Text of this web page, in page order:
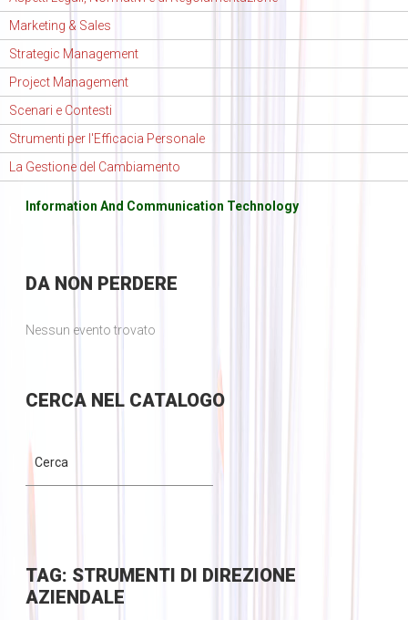
Marketing & Sales
Strategic Management
Project Management
Scenari e Contesti
Strumenti per l'Efficacia Personale
La Gestione del Cambiamento
Information And Communication Technology
DANON PERDERE
Nessun evento trovato
CERCANEL CATALOGO
TAG: STRUMENTI DI DIREZIONE
AZIENDALE